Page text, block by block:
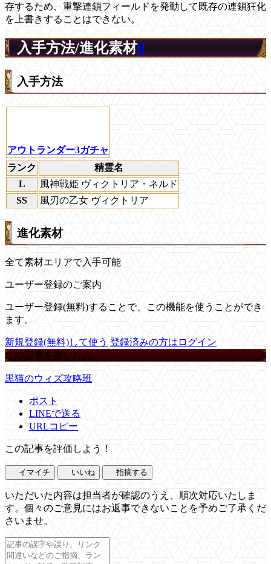
存するため、重撃連鎖フィールドを発動して既存の連鎖狂化
を上書きすることはできない。
入手方法/進化素材0
入手方法
アウトランダー3ガチャ
ランク
精霊名
L
風神戦姫 ヴィクトリア・ネルド
SS
風刃の乙女 ヴィクトリア
進化素材
全て素材エリアで入手可能
ユーザー登録のご案内
ユーザー登録(無料)することで、この機能を使うことができ
ます。
新規登録(無料)して使う 登録済みの方はログイン
この記事を書いた人
黒猫のウィズ攻略班
ポスト
LINEで送る
URLコピー
この記事を評価しよう！
イマイチ いいね 指摘する
いただいた内容は担当者が確認のうえ、順次対応いたしま
す。個々のご意見にはお返事できないことを予めご了承くだ
さいませ。